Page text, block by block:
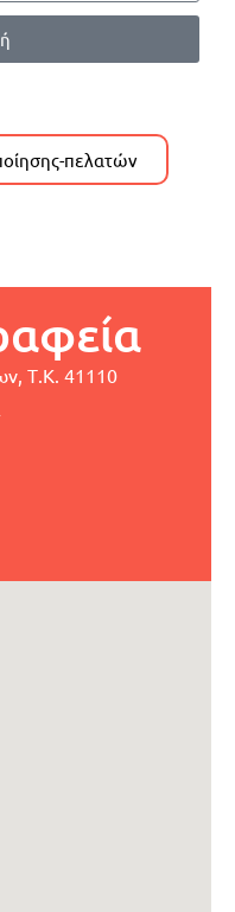
πελατών
Τ.Κ. 41110